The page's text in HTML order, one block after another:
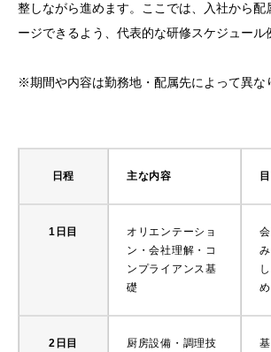
整しながら進めます。ここでは、入社から配
ージできるよう、代表的な研修スケジュール
※期間や内容は勤務地・配属先によって異な
日程 主な内容
1日目
オリエンテーショ
ン・会社理解・コ
ンプライアンス基
礎
2日目
厨房設備・調理技